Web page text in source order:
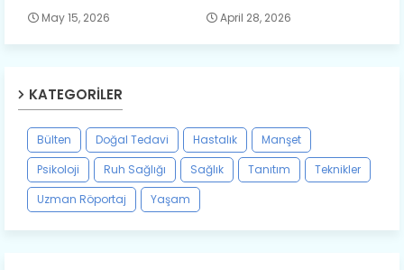
May 15, 2026 April 28, 2026
KATEGORILER
Bülten Doğal Tedavi Hastalık
Manşet
Psikoloji
Ruh Sağlığı Sağlık Tanıtım
Teknikler
Uzman Röportaj
Yaşam